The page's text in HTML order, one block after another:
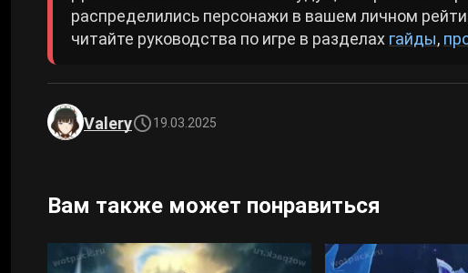
распределились персонажи в вашем личном
читайте руководства по игре в разделах гайды,
Valery 19.03.2025
Вам также может понравиться